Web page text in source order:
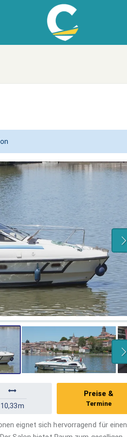
10,33m
Preise &
Termine
eignet sich hervorragend für einen